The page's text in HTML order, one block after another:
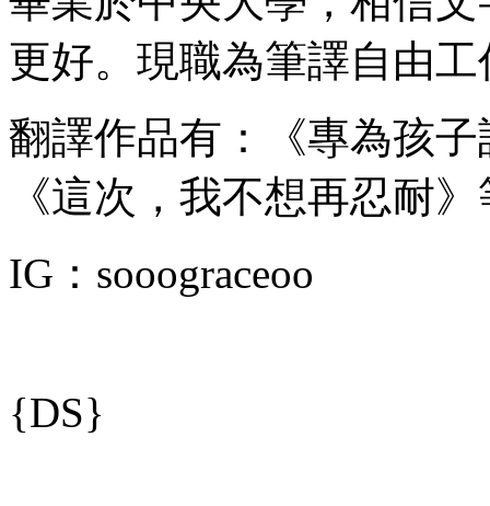
更好。現職為筆譯自由工
翻譯作品有：《專為孩
《這次，我不想再忍耐
IG：sooograceoo
{DS}